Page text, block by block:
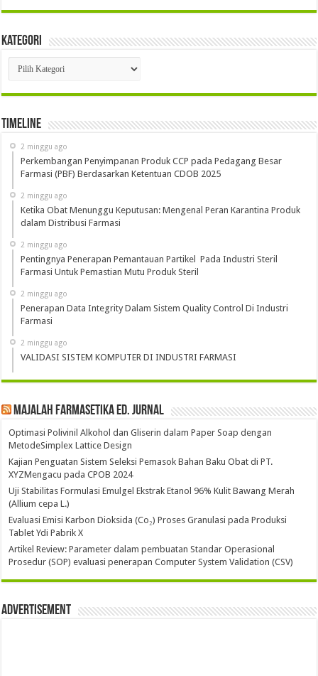
Kategori
Kategori
Timeline
2 minggu ago
Perkembangan Penyimpanan Produk CCP pada Pedagang Besar
Farmasi (PBF) Berdasarkan Ketentuan CDOB 2025
2 minggu ago
Ketika Obat Menunggu Keputusan: Mengenal Peran Karantina Produk
dalam Distribusi Farmasi
2 minggu ago
Pentingnya Penerapan Pemantauan Partikel Pada Industri Steril
Farmasi Untuk Pemastian Mutu Produk Steril
2 minggu ago
Penerapan Data Integrity Dalam Sistem Quality Control Di Industri
Farmasi
2 minggu ago
VALIDASI SISTEM KOMPUTER DI INDUSTRI FARMASI
Majalah Farmasetika Ed. Jurnal
Optimasi Polivinil Alkohol dan Gliserin dalam Paper Soap dengan
MetodeSimplex Lattice Design
Kajian Penguatan Sistem Seleksi Pemasok Bahan Baku Obat di PT.
XYZMengacu pada CPOB 2024
Uji Stabilitas Formulasi Emulgel Ekstrak Etanol 96% Kulit Bawang Merah
(Allium cepa L.)
Evaluasi Emisi Karbon Dioksida (Co₂) Proses Granulasi pada Produksi
Tablet Ydi Pabrik X
Artikel Review: Parameter dalam pembuatan Standar Operasional
Prosedur (SOP) evaluasi penerapan Computer System Validation (CSV)
Advertisement